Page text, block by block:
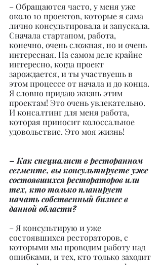
– Обращаются часто, у меня уже
около 10 проектов, которые я сама
лично консультировала и запускала.
Сначала стартапом, работа,
конечно, очень сложная, но и очень
интересная. На самом деле крайне
интересно, когда проект
зарождается, и ты участвуешь в
этом процессе от начала и до конца.
Я словно придаю жизнь этим
проектам! Это очень увлекательно.
И консалтинг для меня работа,
которая приносит колоссальное
удовольствие. Это моя жизнь!
– Как специалист в ресторанном
сегменте, вы консультируете уже
состоявшихся рестораторов или
тех, кто только планирует
начать собственный бизнес в
данной области?
– Я консультирую и уже
состоявшихся рестораторов, с
которыми мы проводим работу над
ошибками, и тех, кто только заходит